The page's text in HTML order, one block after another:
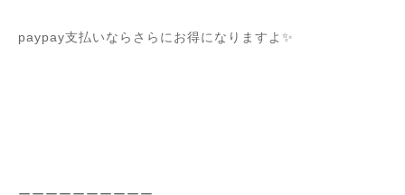
paypay支払いならさらにお得になりますよ✨